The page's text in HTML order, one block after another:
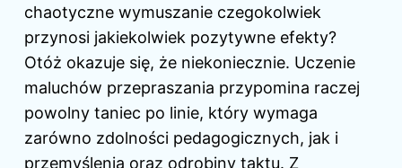
chaotyczne wymuszanie czegokolwiek
przynosi jakiekolwiek pozytywne efekty?
Otóż okazuje się, że niekoniecznie. Uczenie
maluchów przepraszania przypomina raczej
powolny taniec po linie, który wymaga
zarówno zdolności pedagogicznych, jak i
przemyślenia oraz odrobiny taktu. Z